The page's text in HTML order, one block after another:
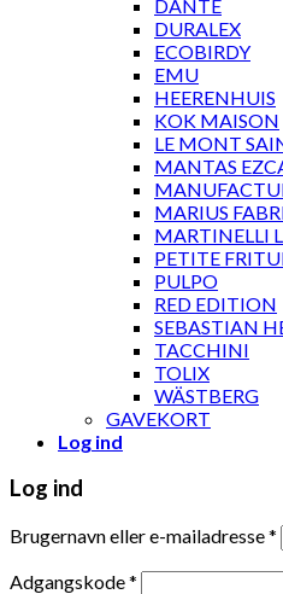
DANTE
DURALEX
ECOBIRDY
EMU
HEERENHUIS
KOK MAISON
LE MONT
MANTAS
MARIUS
MARTINELLI
PETITE
PULPO
RED EDITION
SEBASTIAN
TACCHINI
TOLIX
WÄSTBERG
GAVEKORT
Log ind
Log ind
Brugernavn eller e-mailadresse*
Adgangskode*